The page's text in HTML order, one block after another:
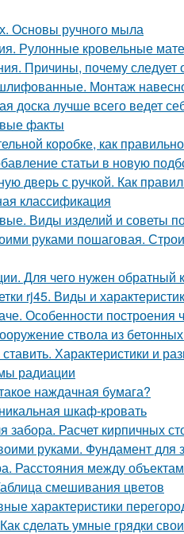
Основы ручного мыла
Рулонные кровельные
Причины, почему следует
Монтаж
доска лучше всего ведет
факты
коробке, как
статьи в новую
дверь с ручкой. Как
классификация
Виды изделий и советы
руками пошаговая.
Для чего нужен обратный
rj45. Виды и
Особенности построения
ствола из
Характеристики и
радиации
наждачная бумага?
шкаф-кровать
забора. Расчет кирпичных
руками. Фундамент
Расстояния между
смешивания цветов
характеристики
сделать умные грядки